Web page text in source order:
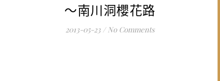
～南川洞櫻花路
2013-05-23 / No Comments